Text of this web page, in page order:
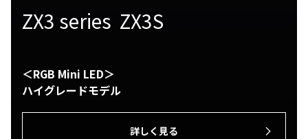
ZX3 series ZX3S
＜RGB Mini LED＞
ハイグレードモデル
詳しく見る